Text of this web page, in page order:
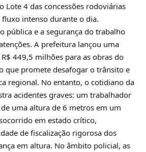
Lote 4 das concessões rodoviárias
intenso durante o dia.
pública e a segurança do trabalho
A prefeitura lançou uma
449,5 milhões para as obras do
que promete desafogar o trânsito e
regional. No entanto, o cotidiano da
acidentes graves: um trabalhador
uma altura de 6 metros em um
em estado crítico,
de fiscalização rigorosa dos
em altura. No âmbito policial, as